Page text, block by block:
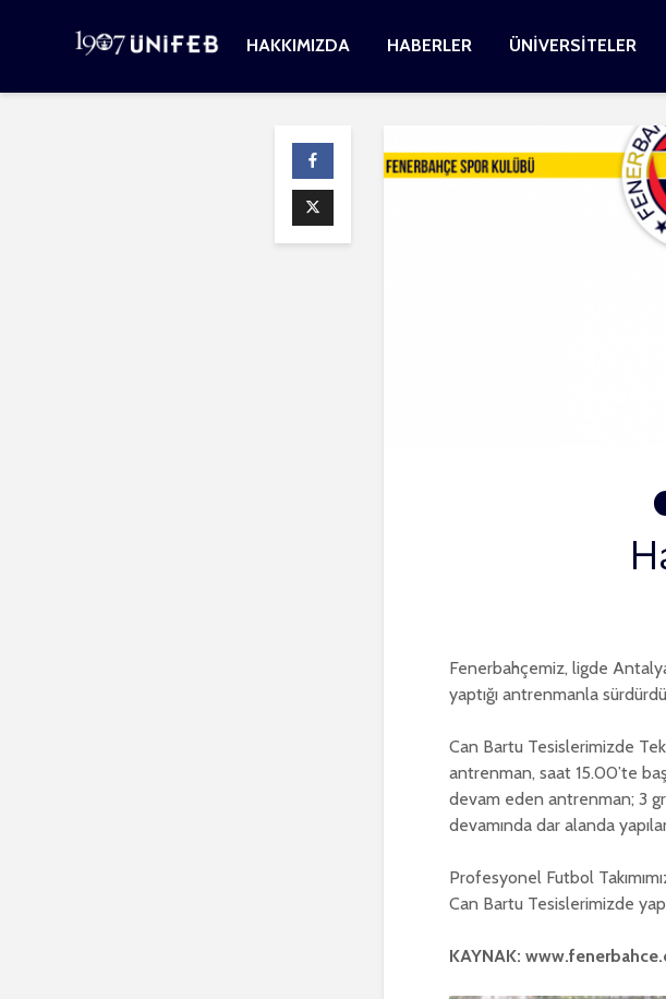
HAKKIMIZDA HABERLER ÜNİVERSİTELER
Fenerbahçemiz, ligde
yaptığı antrenmanla
Can Bartu Tesislerimizde
antrenman, saat 15.00’te
devam eden antrenman; 3
devamında dar alanda
Profesyonel Futbol
Can Bartu Tesislerimizde
KAYNAK: